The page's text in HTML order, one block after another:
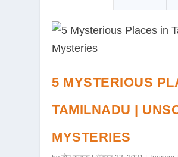
5 MYSTERIOUS
TAMILNADU |
MYSTERIES